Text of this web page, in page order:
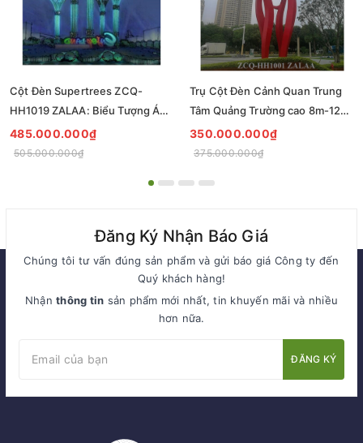
Cột Đèn Supertrees ZCQ-
HH1019 ZALAA: Biểu Tượng Ánh
Sáng Cho Đại Đô Thị
485.000.000₫
505.000.000₫
Trụ Cột Đèn Cảnh Quan Trung
Tâm Quảng Trường cao 8m-12m
ZCQ-HH1001 ZALAA Fortune
Tree Series
350.000.000₫
375.000.000₫
Đăng Ký Nhận Báo Giá
Chúng tôi tư vấn đúng sản phẩm và gửi báo giá Công ty đến
Quý khách hàng!
Nhậnthông tin sản phẩm mới nhất, tin khuyến mãi và nhiều
hơn nữa.
ĐĂNG KÝ